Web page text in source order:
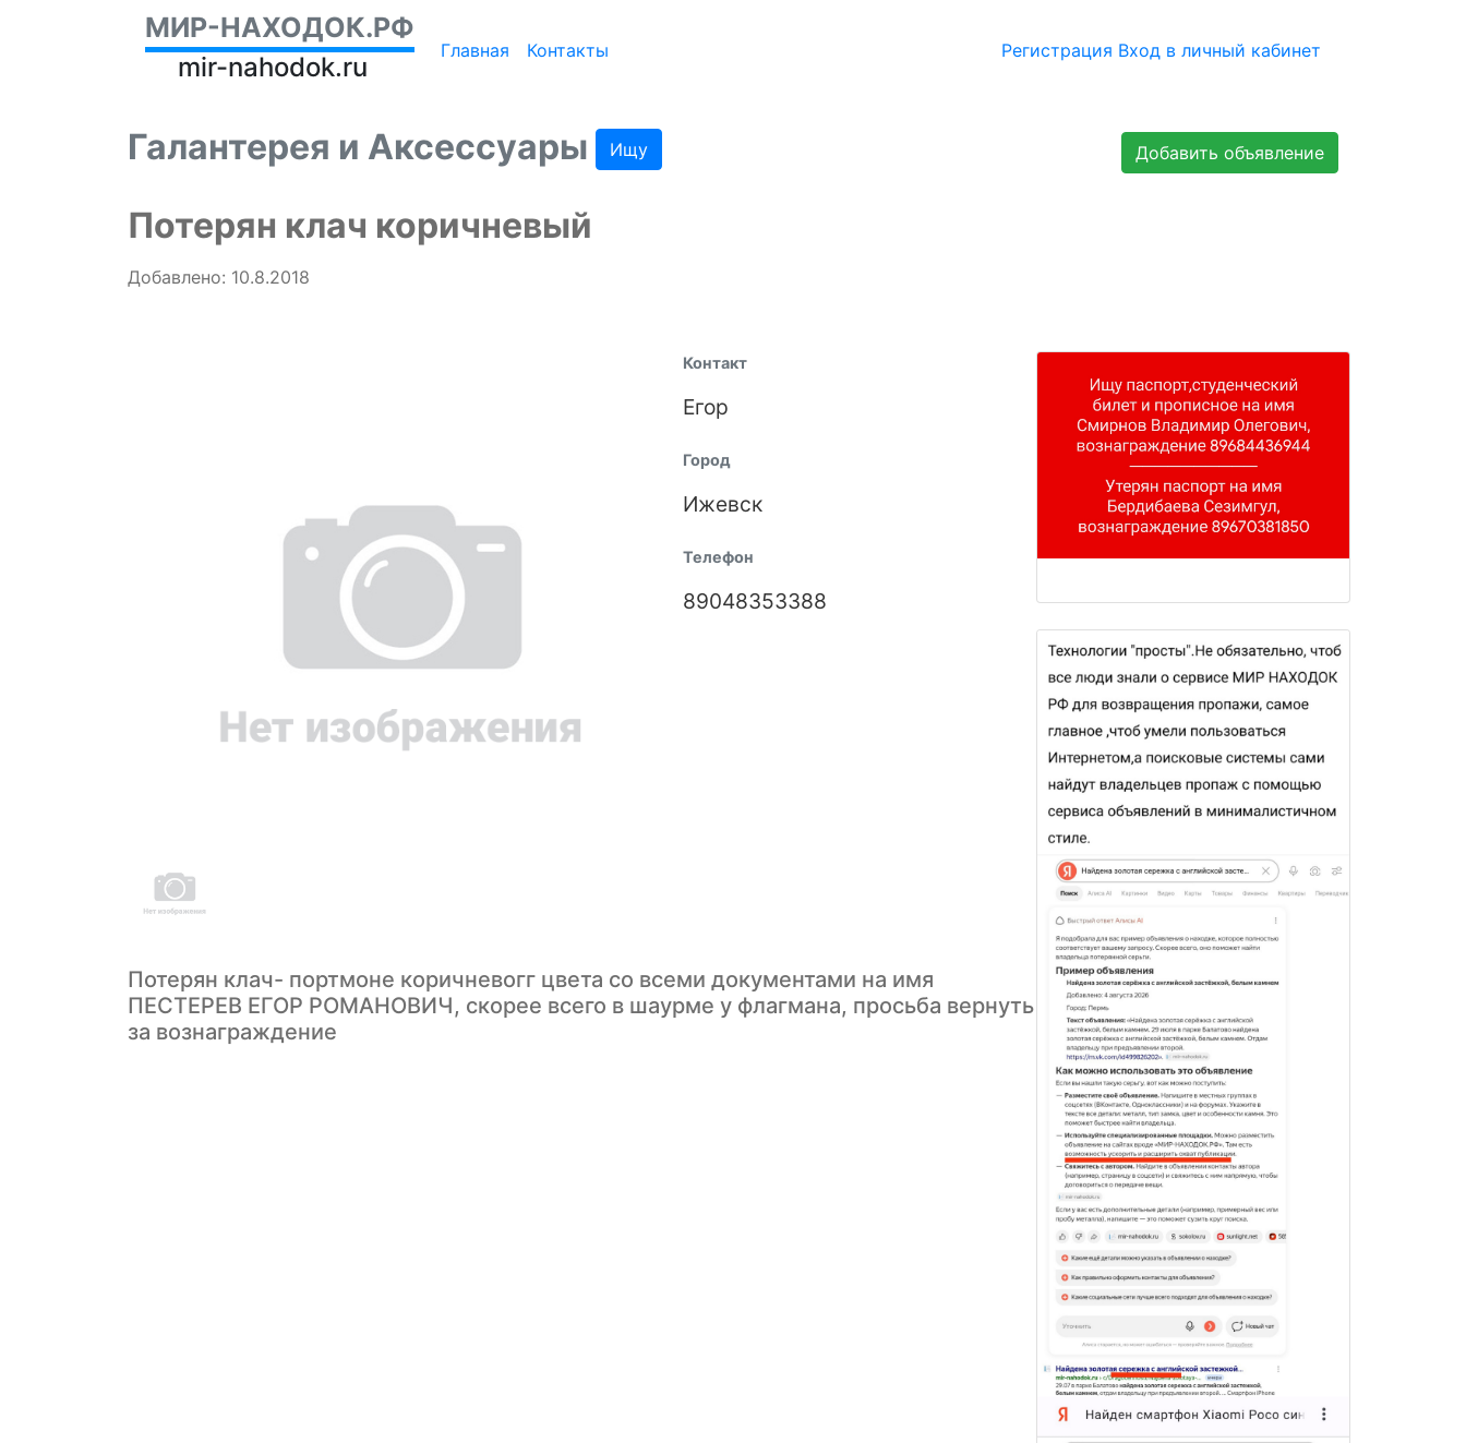
МИР-НАХОДОК.РФ
mir-nahodok.ru
Главная Контакты Регистрация Вход в личный кабинет
Галантерея и Аксессуары Ищу Добавить объявление
Потерян клач коричневый
Добавлено: 10.8.2018
Контакт
Егор
Город
Ижевск
Телефон
89048353388
Потерян клач- портмоне коричневогг цвета со всеми документами на имя
ПЕСТЕРЕВ ЕГОР РОМАНОВИЧ, скорее всего в шаурме у флагмана, просьба вернуть
за вознаграждение